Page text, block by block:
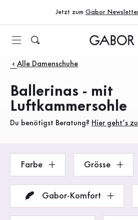
Zum Inhaltsverzeichnis
Zur Hauptnavigation
Jetzt zum Gabor
Produkte
Alle Damenschuhe
Ballerinas - mit
Luftkammersohle
Du benötigst Beratung? Hier geht’s
Farbe Grösse
Gabor-Komfort